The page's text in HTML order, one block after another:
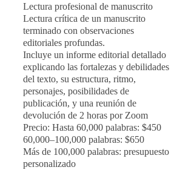
Lectura profesional de manuscrito
Lectura crítica de un manuscrito
terminado con observaciones
editoriales profundas.
Incluye un informe editorial detallado
explicando las fortalezas y debilidades
del texto, su estructura, ritmo,
personajes, posibilidades de
publicación, y una reunión de
devolución de 2 horas por Zoom
Precio: Hasta 60,000 palabras: $450
60,000–100,000 palabras: $650
Más de 100,000 palabras: presupuesto
personalizado